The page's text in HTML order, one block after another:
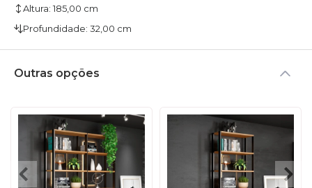
Altura: 185,00 cm
Profundidade: 32,00 cm
Outras opções